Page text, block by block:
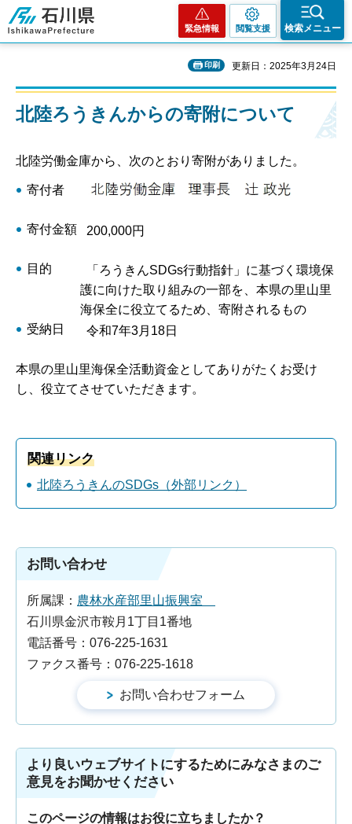
石川県
緊急情報 閲覧支援 検索メニュー
印刷 更新日：2025年3月24日
北陸ろうきんからの寄附について
北陸労働金庫から、次のとおり寄附がありました。
寄付者
寄付金額 200,000円
目的
「ろうきんSDGs行動指針」に基づく環境保
護に向けた取り組みの一部を、本県の里山里
海保全に役立てるため、寄附されるもの
受納日
令和7年3月18日
本県の里山里海保全活動資金としてありがたくお受け
し、役立てさせていただきます。
関連リンク
北陸ろうきんのSDGs（外部リンク）
お問い合わせ
所属課： 農林水産部里山振興室
石川県金沢市鞍月1丁目1番地
電話番号：076-225-1631
ファクス番号：076-225-1618
より良いウェブサイトにするためにみなさまのご
意見をお聞かせください
このページの情報はお役に立ちましたか？